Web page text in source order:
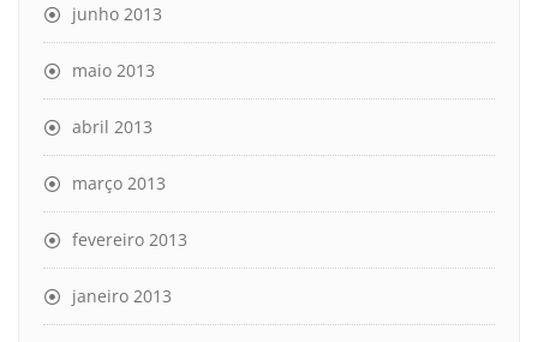
junho 2013
maio 2013
abril 2013
março 2013
fevereiro 2013
janeiro 2013